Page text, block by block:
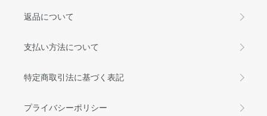
返品について
支払い方法について
特定商取引法に基づく表記
プライバシーポリシー